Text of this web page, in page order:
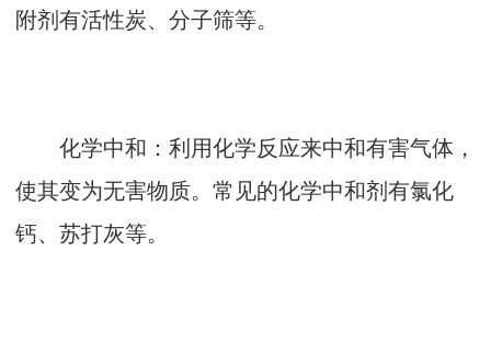
附剂有活性炭、分子筛等。
化学中和：利用化学反应来中和有害气体，
使其变为无害物质。常见的化学中和剂有氯化
钙、苏打灰等。